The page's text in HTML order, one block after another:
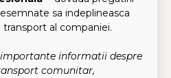
sa indeplineasca
al companiei.
informatii despre
comunitar,